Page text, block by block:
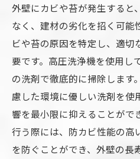
外壁にカビや苔が発生すると
なく、建材の劣化を招く可能
ビや苔の原因を特定し、適
要です。高圧洗浄機を使用し
の洗剤で徹底的に掃除します
慮した環境に優しい洗剤を使
響を最小限に抑えることがで
行う際には、防カビ性能の高
を防ぐことができ、外壁の長